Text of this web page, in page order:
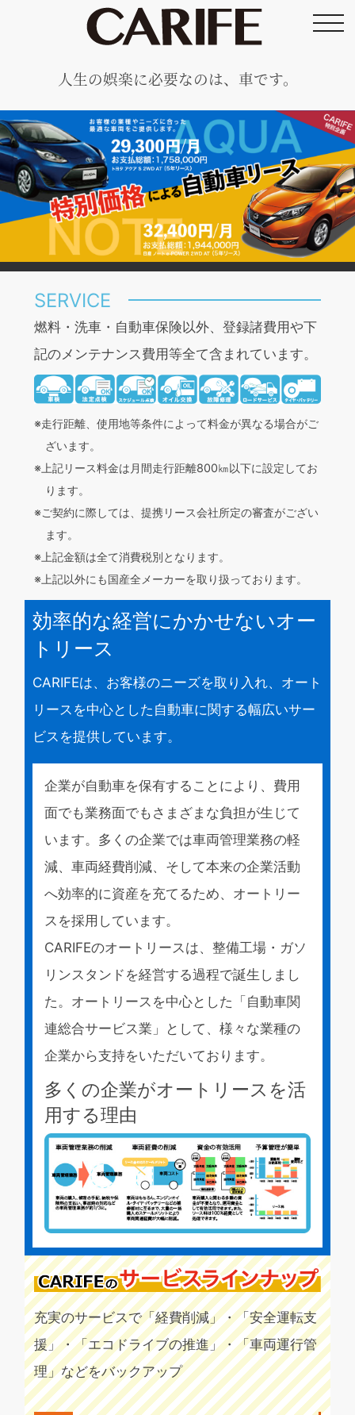
人生の娯楽に必要なのは、車です。
toggle
SERVICE
燃料・洗車・自動車保険以外、登録諸費用や下
記のメンテナンス費用等全て含まれています。
※走行距離、使用地等条件によって料金が異なる場合がご
ざいます。
※上記リース料金は月間走行距離800㎞以下に設定してお
ります。
※ご契約に際しては、提携リース会社所定の審査がござい
ます。
※上記金額は全て消費税別となります。
※上記以外にも国産全メーカーを取り扱っております。
効率的な経営にかかせないオー
トリース
CARIFEは、お客様のニーズを取り入れ、オート
リースを中心とした自動車に関する幅広いサー
ビスを提供しています。
企業が自動車を保有することにより、費用
面でも業務面でもさまざまな負担が生じて
います。多くの企業では車両管理業務の軽
減、車両経費削減、そして本来の企業活動
へ効率的に資産を充てるため、オートリー
スを採用しています。
CARIFEのオートリースは、整備工場・ガソ
リンスタンドを経営する過程で誕生しまし
た。オートリースを中心とした「自動車関
連総合サービス業」として、様々な業種の
企業から支持をいただいております。
多くの企業がオートリースを活
用する理由
充実のサービスで「経費削減」・「安全運転支
援」・「エコドライブの推進」・「車両運行管
理」などをバックアップ